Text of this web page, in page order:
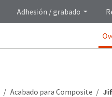
Adhesión / grabado
Acabado para Composite